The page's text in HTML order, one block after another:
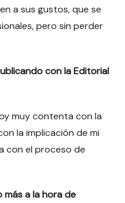
a sus gustos, que se
pero sin perder
con la Editorial
muy contenta con la
la implicación de mi
con el proceso de
a la hora de